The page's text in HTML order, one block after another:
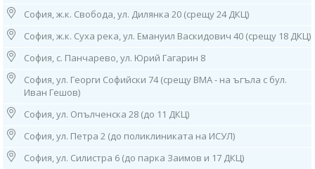
• Домат;
• Киноа;
• Чия (семена);
• Бадем, фъстък, кашу;
• Грах, леща, нахут, бял и зелен боб;
• Ленено семе;
• Хлебна мая;
София, ж.к. Свобода, ул. Дилянка 20 (срещу 24 ДКЦ)
София, ж.к. Суха река, ул. Емануил Васкидович 40 (срещу 18 ДКЦ)
София, с. Панчарево, ул. Юрий Гагарин 8
София, ул. Георги Софийски 74 (срещу ВМА - на ъгъла с бул.
Иван Гешов)
София, ул. Опълченска 28 (до 11 ДКЦ)
София, ул. Петра 2 (до поликлиниката на ИСУЛ)
София, ул. Силистра 6 (до парка Заимов и 17 ДКЦ)